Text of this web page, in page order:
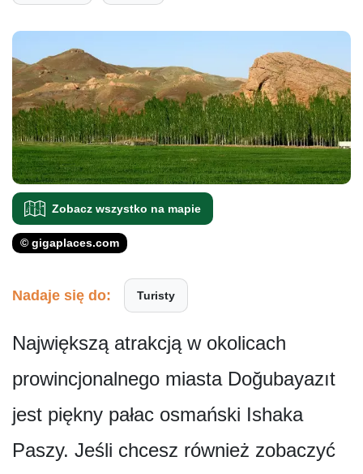
Zobacz wszystko na mapie
© gigaplaces.com
Nadaje się do: Turisty
Największą atrakcją w okolicach
prowincjonalnego miasta Doğubayazıt
jest piękny pałac osmański Ishaka
Paszy. Jeśli chcesz również zobaczyć